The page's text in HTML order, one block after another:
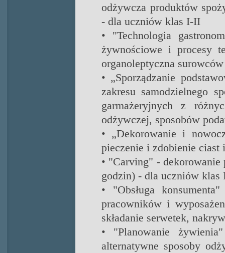
odżywcza produktów
- dla uczniów klas I-II
• "Technologia
żywnościowe i procesy
organoleptyczna
• „Sporządzanie
zakresu samodzielnego
garmażeryjnych z
odżywczej, sposobów
• „Dekorowanie i
pieczenie i zdobienie
• "Carving" -
godzin) - dla uczniów klas
• "Obsługa
pracowników i
składanie serwetek,
• "Planowanie
alternatywne sposoby